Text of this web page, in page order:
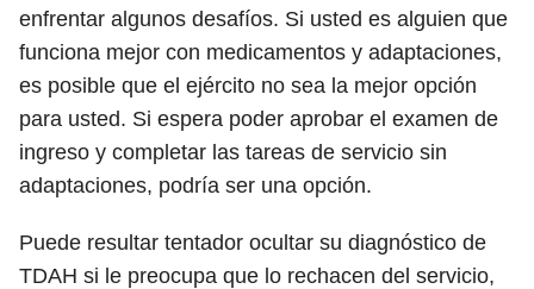
enfrentar algunos desafíos. Si usted es alguien que
funciona mejor con medicamentos y adaptaciones,
es posible que el ejército no sea la mejor opción
para usted. Si espera poder aprobar el examen de
ingreso y completar las tareas de servicio sin
adaptaciones, podría ser una opción.
Puede resultar tentador ocultar su diagnóstico de
TDAH si le preocupa que lo rechacen del servicio,